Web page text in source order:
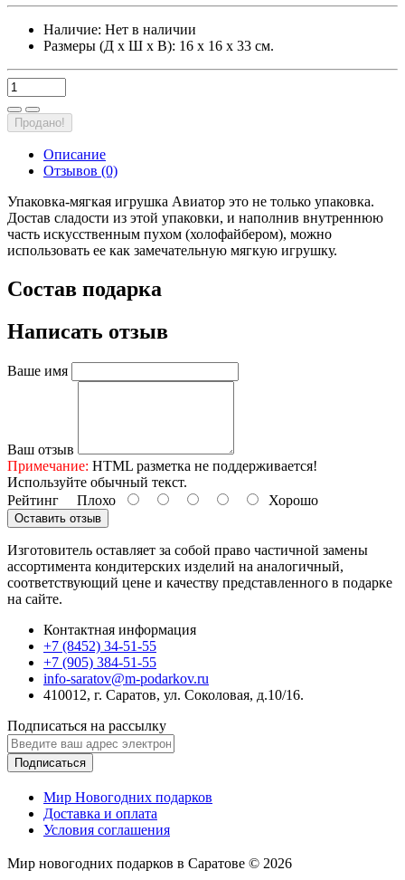
Наличие: Нет в наличии
Размеры (Д х Ш х В): 16 х 16 х 33 см.
Продано!
Описание
Отзывов (0)
Упаковка-мягкая игрушка Авиатор это не только упаковка.
Достав сладости из этой упаковки, и наполнив внутреннюю
часть искусственным пухом (холофайбером), можно
использовать ее как замечательную мягкую игрушку.
Состав подарка
Написать отзыв
Ваше имя
Ваш отзыв
Примечание: HTML разметка не поддерживается!
Используйте обычный текст.
Рейтинг Плохо Хорошо
Оставить отзыв
Изготовитель оставляет за собой право частичной замены
ассортимента кондитерских изделий на аналогичный,
соответствующий цене и качеству представленного в подарке
на сайте.
Контактная информация
+7 (8452) 34-51-55
+7 (905) 384-51-55
info-saratov@m-podarkov.ru
410012, г. Саратов, ул. Соколовая, д.10/16.
Подписаться на рассылку
Подписаться
Мир Новогодних подарков
Доставка и оплата
Условия соглашения
Мир новогодних подарков в Саратове © 2026